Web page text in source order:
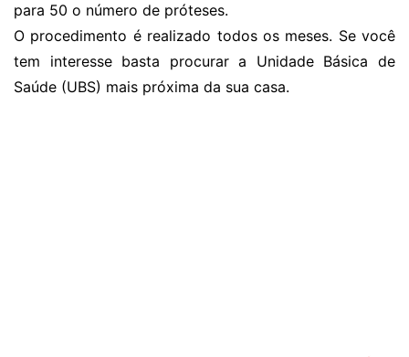
para 50 o número de próteses.
O procedimento é realizado todos os meses. Se você
tem interesse basta procurar a Unidade Básica de
Saúde (UBS) mais próxima da sua casa.